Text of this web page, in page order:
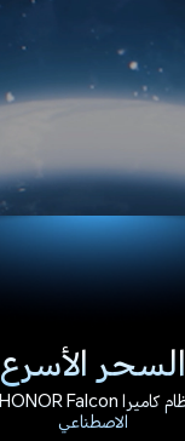
السحر الأسرع
الاصطناعي